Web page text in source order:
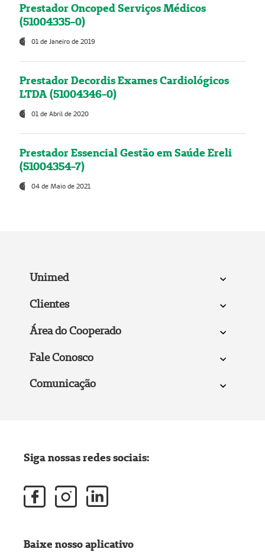
Prestador Oncoped Serviços Médicos
(51004335-0)
01 de Janeiro de 2019
Prestador Decordis Exames Cardiológicos
LTDA (51004346-0)
01 de Abril de 2020
Prestador Essencial Gestão em Saúde Ereli
(51004354-7)
04 de Maio de 2021
Unimed
Clientes
Área do Cooperado
Fale Conosco
Comunicação
Siga nossas redes sociais:
Baixe nosso aplicativo